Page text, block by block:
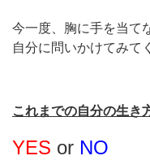
今一度、胸に手を当て
自分に問いかけてみて
これまでの自分の生き
YES or NO